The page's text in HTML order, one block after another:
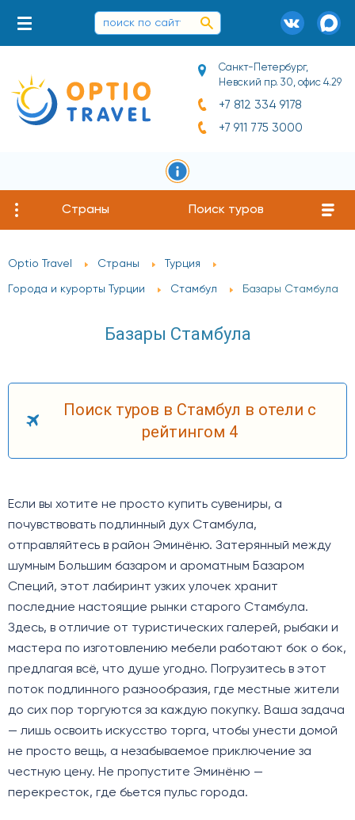
Санкт-Петербург,
Невский пр. 30, офис 4.29
+7 812 334 9178
+7 911 775 3000
Страны Поиск туров
Optio Travel Страны Турция
Города и курорты Турции Стамбул Базары Стамбула
Базары Стамбула
Поиск туров в Стамбул в отели с
рейтингом 4
Если вы хотите не просто купить сувениры, а
почувствовать подлинный дух Стамбула,
отправляйтесь в район Эминёню. Затерянный между
шумным Большим базаром и ароматным Базаром
Специй, этот лабиринт узких улочек хранит
последние настоящие рынки старого Стамбула.
Здесь, в отличие от туристических галерей, рыбаки и
мастера по изготовлению мебели работают бок о бок,
предлагая всё, что душе угодно. Погрузитесь в этот
поток подлинного разнообразия, где местные жители
до сих пор торгуются за каждую покупку. Ваша задача
— лишь освоить искусство торга, чтобы унести домой
не просто вещь, а незабываемое приключение за
честную цену. Не пропустите Эминёню —
перекресток, где бьется пульс города.